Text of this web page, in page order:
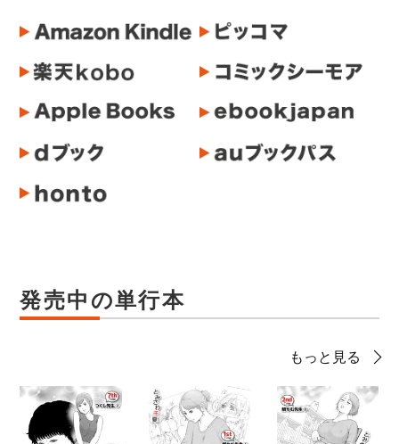
発売中の単行本
もっと見る